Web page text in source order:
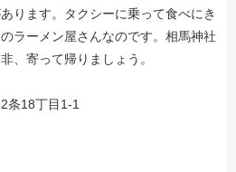
ります。タクシーに乗って食べにき
ラーメン屋さんなのです。相馬神社
、寄って帰りましょう。
条18丁目1-1